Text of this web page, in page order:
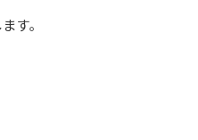
す。